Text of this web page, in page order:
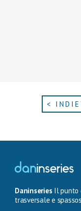
<
Daninseries Il punto
trasversale e